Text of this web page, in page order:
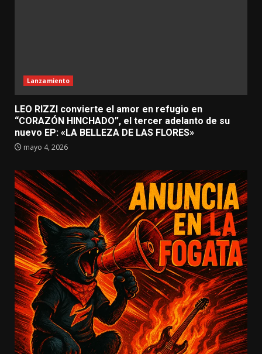
Lanzamiento
LEO RIZZI convierte el amor en refugio en
“CORAZÓN HINCHADO”, el tercer adelanto de su
nuevo EP: «LA BELLEZA DE LAS FLORES»
mayo 4, 2026